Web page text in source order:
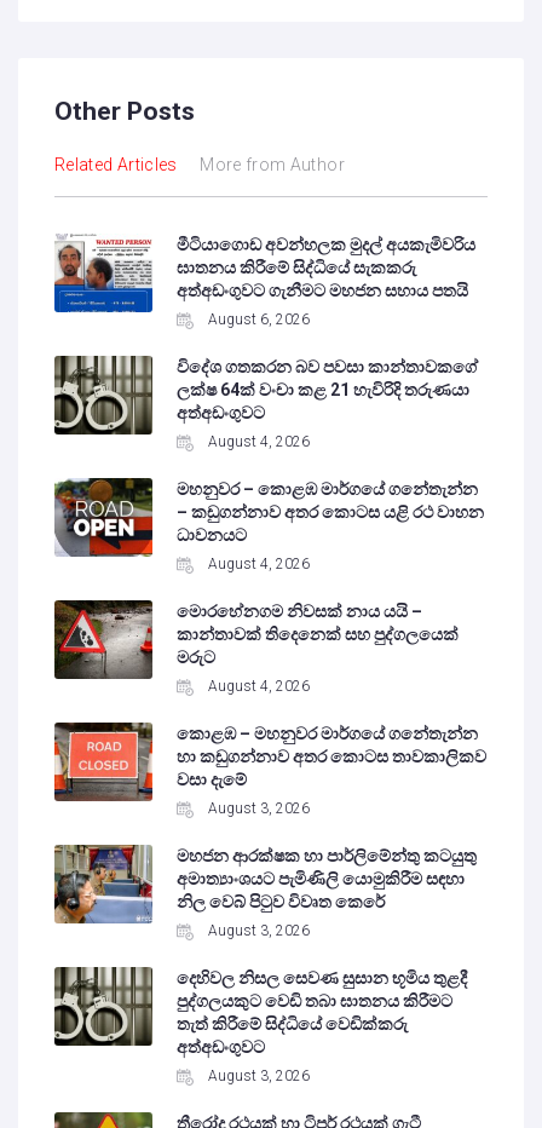
Other Posts
Related Articles More from Author
මීටියාගොඩ අවන්හලක මුදල් අයකැමිවරිය
ඝාතනය කිරීමේ සිද්ධියේ සැකකරු
අත්අඩංගුවට ගැනීමට මහජන සහාය පතයි
August 6, 2026
විදේශ ගතකරන බව පවසා කාන්තාවකගේ
ලක්ෂ 64ක් වංචා කළ 21 හැවිරිදි තරුණයා
අත්අඩංගුවට
August 4, 2026
මහනුවර – කොළඹ මාර්ගයේ ගනේතැන්න
– කඩුගන්නාව අතර කොටස යළි රථ වාහන
ධාවනයට
August 4, 2026
මොරහේනගම නිවසක් නාය යයි –
කාන්තාවක් තිදෙනෙක් සහ පුද්ගලයෙක්
මරුට
August 4, 2026
කොළඹ – මහනුවර මාර්ගයේ ගනේතැන්න
හා කඩුගන්නාව අතර කොටස තාවකාලිකව
වසා දැමේ
August 3, 2026
මහජන ආරක්ෂක හා පාර්ලිමේන්තු කටයුතු
අමාත්‍යාංශයට පැමිණිලි යොමුකිරීම සඳහා
නිල වෙබ් පිටුව විවෘත කෙරේ
August 3, 2026
දෙහිවල නිසල සෙවණ සුසාන භූමිය තුළදී
පුද්ගලයකුට වෙඩි තබා ඝාතනය කිරීමට
තැත් කිරීමේ සිද්ධියේ වෙඩික්කරු
අත්අඩංගුවට
August 3, 2026
ත්‍රීරෝද රථයක් හා ටිපර් රථයක් ගැටී